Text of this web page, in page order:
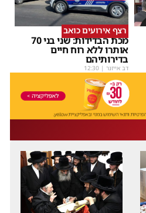
רצף אירועים כואב
מכת הבדידות: שני בני 70
אותרו ללא רוח חיים
בדירותיהם
דב אייזנר |
12:30